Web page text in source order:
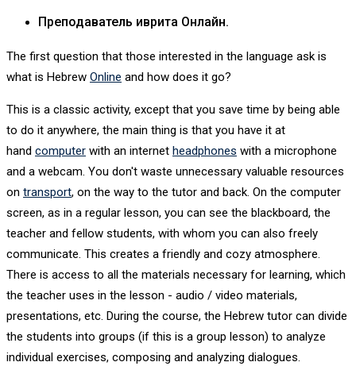
Преподаватель иврита Онлайн.
The first question that those interested in the language ask is
what is Hebrew Online and how does it go?
This is a classic activity, except that you save time by being able
to do it anywhere, the main thing is that you have it at
hand computer with an internet headphones with a microphone
and a webcam. You don't waste unnecessary valuable resources
on transport, on the way to the tutor and back. On the computer
screen, as in a regular lesson, you can see the blackboard, the
teacher and fellow students, with whom you can also freely
communicate. This creates a friendly and cozy atmosphere.
There is access to all the materials necessary for learning, which
the teacher uses in the lesson - audio / video materials,
presentations, etc. During the course, the Hebrew tutor can divide
the students into groups (if this is a group lesson) to analyze
individual exercises, composing and analyzing dialogues.